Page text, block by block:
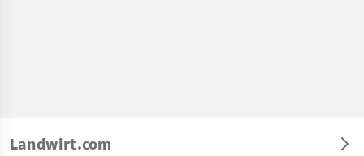
Landwirt.com